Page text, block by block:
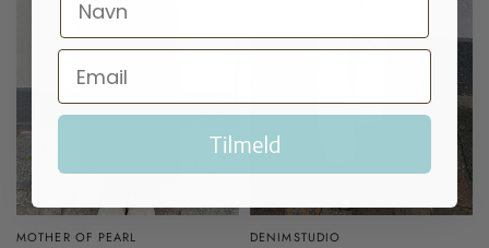
MOTHER OF PEARL DENIMSTUDIO
Tilmeld